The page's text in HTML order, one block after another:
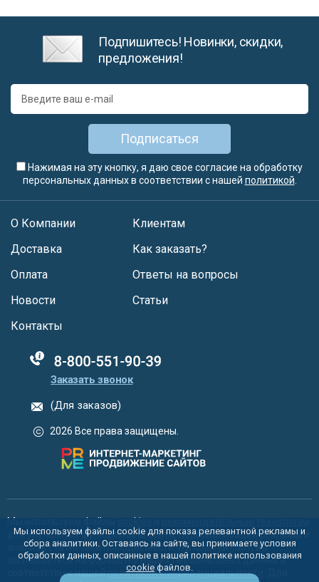
Подпишитесь! Новинки, скидки,
предложения!
Подписаться
Нажимая на эту кнопку, я даю свое согласие на обработку
персональных данных в соответствии с нашей политикой
О Компании
Доставка
Оплата
Новости
Клиентам
Как заказать?
Ответы на вопросы
Статьи
Контакты
88005555550
Заказать звонок
(Для заказов)
2026 Все права защищены.
Мы используем файлы cookies
для улучшения функционала сайта, персонализации рекламы и
анализа статистики посещаемости. Используя сайт, вы
соглашаетесь на обработку ваших персональных данных в
соответстви с нашейполитикой конфиденциальности
Мы используем файлы cookie для показа релевантной рекламы и
сбора аналитики. Оставаясь на сайте, вы принимаете условия
обработки данных, описанные в нашей политике использования
cookie файлов.